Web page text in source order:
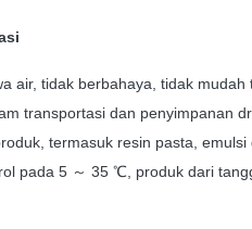
air, tidak berbahaya, tidak
transportasi dan penyimpanan
termasuk resin pasta,
pada 5 ～ 35 ℃, produk dari